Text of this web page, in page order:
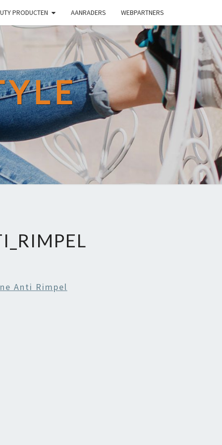
PRODUCTEN AANRADERS WEBPARTNERS
Anti Rimpel